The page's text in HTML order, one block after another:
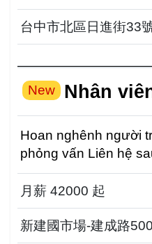
台中市北區日進街33
New Nhân
Hoan nghênh người trung
phỏng vấn Liên hệ
月薪 42000 起
新建國市場-建成路